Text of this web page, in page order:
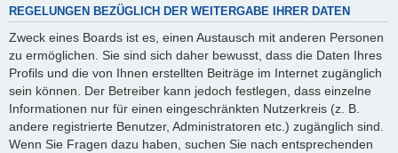
REGELUNGEN BEZÜGLICH DER WEITERGABE IHRER DATEN
Zweck eines Boards ist es, einen Austausch mit anderen Personen
zu ermöglichen. Sie sind sich daher bewusst, dass die Daten Ihres
Profils und die von Ihnen erstellten Beiträge im Internet zugänglich
sein können. Der Betreiber kann jedoch festlegen, dass einzelne
Informationen nur für einen eingeschränkten Nutzerkreis (z. B.
andere registrierte Benutzer, Administratoren etc.) zugänglich sind.
Wenn Sie Fragen dazu haben, suchen Sie nach entsprechenden